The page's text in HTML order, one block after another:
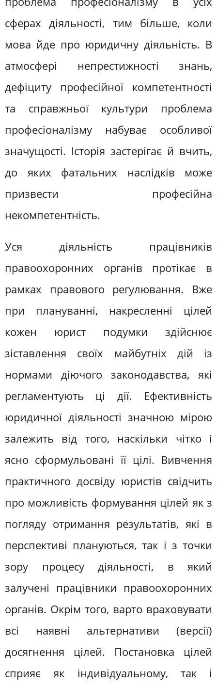
сферах діяльності, тим більше, коли
мова йде про юридичну діяльність. В
атмосфері непрестижності знань,
дефіциту професійної компетентності
та справжньої культури проблема
професіоналізму набуває особливої
значущості. Історія застерігає й вчить,
до яких фатальних наслідків може
призвести професійна
некомпетентність.
Уся діяльність працівників
правоохоронних органів протікає в
рамках правового регулювання. Вже
при плануванні, накресленні цілей
кожен юрист подумки здійснює
зіставлення своїх майбутніх дій із
нормами діючого законодавства, які
регламентують ці дії. Ефективність
юридичної діяльності значною мірою
залежить від того, наскільки чітко і
ясно сформульовані її цілі. Вивчення
практичного досвіду юристів свідчить
про можливість формування цілей як з
погляду отримання результатів, які в
перспективі плануються, так і з точки
зору процесу діяльності, в який
залучені працівники правоохоронних
органів. Окрім того, варто враховувати
всі наявні альтернативи (версії)
досягнення цілей. Постановка цілей
сприяє як індивідуальному, так і